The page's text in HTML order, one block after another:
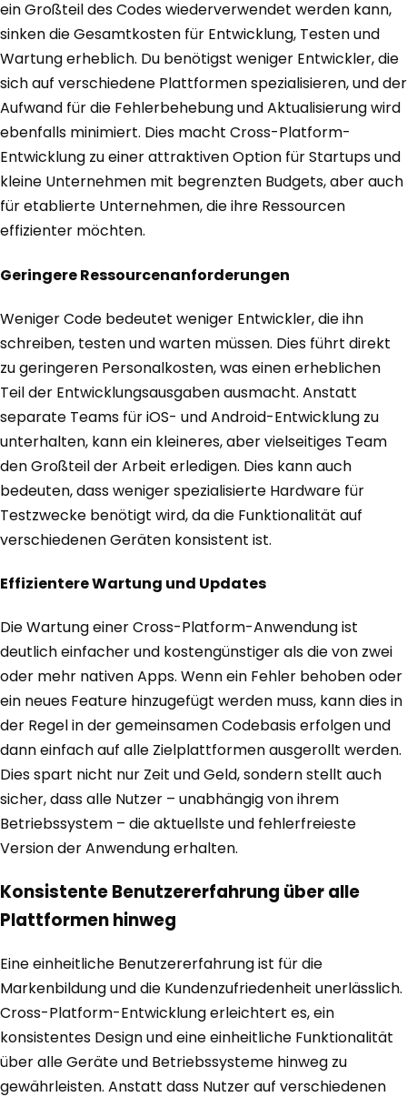
ein Großteil des Codes wiederverwendet werden kann,
sinken die Gesamtkosten für Entwicklung, Testen und
Wartung erheblich. Du benötigst weniger Entwickler, die
sich auf verschiedene Plattformen spezialisieren, und der
Aufwand für die Fehlerbehebung und Aktualisierung wird
ebenfalls minimiert. Dies macht Cross-Platform-
Entwicklung zu einer attraktiven Option für Startups und
kleine Unternehmen mit begrenzten Budgets, aber auch
für etablierte Unternehmen, die ihre Ressourcen
effizienter möchten.
Geringere Ressourcenanforderungen
Weniger Code bedeutet weniger Entwickler, die ihn
schreiben, testen und warten müssen. Dies führt direkt
zu geringeren Personalkosten, was einen erheblichen
Teil der Entwicklungsausgaben ausmacht. Anstatt
separate Teams für iOS- und Android-Entwicklung zu
unterhalten, kann ein kleineres, aber vielseitiges Team
den Großteil der Arbeit erledigen. Dies kann auch
bedeuten, dass weniger spezialisierte Hardware für
Testzwecke benötigt wird, da die Funktionalität auf
verschiedenen Geräten konsistent ist.
Effizientere Wartung und Updates
Die Wartung einer Cross-Platform-Anwendung ist
deutlich einfacher und kostengünstiger als die von zwei
oder mehr nativen Apps. Wenn ein Fehler behoben oder
ein neues Feature hinzugefügt werden muss, kann dies in
der Regel in der gemeinsamen Codebasis erfolgen und
dann einfach auf alle Zielplattformen ausgerollt werden.
Dies spart nicht nur Zeit und Geld, sondern stellt auch
sicher, dass alle Nutzer – unabhängig von ihrem
Betriebssystem – die aktuellste und fehlerfreieste
Version der Anwendung erhalten.
Konsistente Benutzererfahrung über alle
Plattformen hinweg
Eine einheitliche Benutzererfahrung ist für die
Markenbildung und die Kundenzufriedenheit unerlässlich.
Cross-Platform-Entwicklung erleichtert es, ein
konsistentes Design und eine einheitliche Funktionalität
über alle Geräte und Betriebssysteme hinweg zu
gewährleisten. Anstatt dass Nutzer auf verschiedenen